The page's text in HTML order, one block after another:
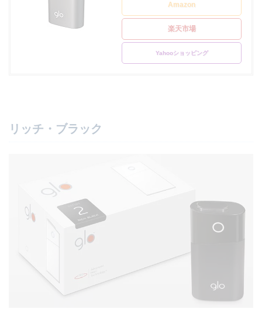
Amazon
楽天市場
Yahooショッピング
リッチ・ブラック